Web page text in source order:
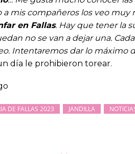
mis compañeros los veo muy
en Fallas. Hay que tener la
no se van a dejar una.
Intentaremos dar lo máximo
día le prohibieron torear.
DE FALLAS 2023 JANDILLA